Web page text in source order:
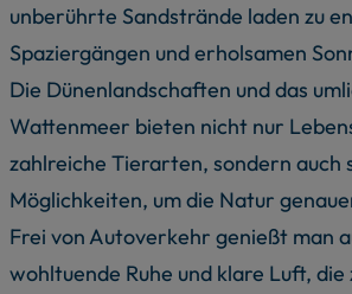
unberührte Sandstrände laden zu
Spaziergängen und erholsamen
Die Dünenlandschaften und das
Wattenmeer bieten nicht nur
zahlreiche Tierarten, sondern auch
Möglichkeiten, um die Natur
Frei von Autoverkehr genießt man
wohltuende Ruhe und klare Luft, die